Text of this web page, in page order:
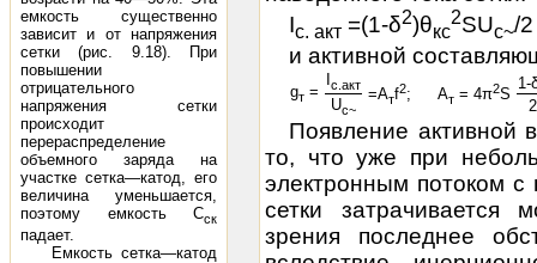
емкость существенно
зависит и от напря­жения
сетки (рис. 9.18). При
повышении
отрицательного
напряжения сетки
происхо­дит
перераспределение
объемного заряда на
участке сетка—катод, его
величина уменьша­ется,
поэтому емкость Сск
падает.
Емкость сетка—катод
Iс. акт =(1-δ2)θкс
2SUс~/
и активной
gт = с.акт
=Aтf2; Aт = 4π2S
1-
Uс~ 2
Появление активной
то, что уже при
электронным потоком
сетки затрачивается
зрения последнее